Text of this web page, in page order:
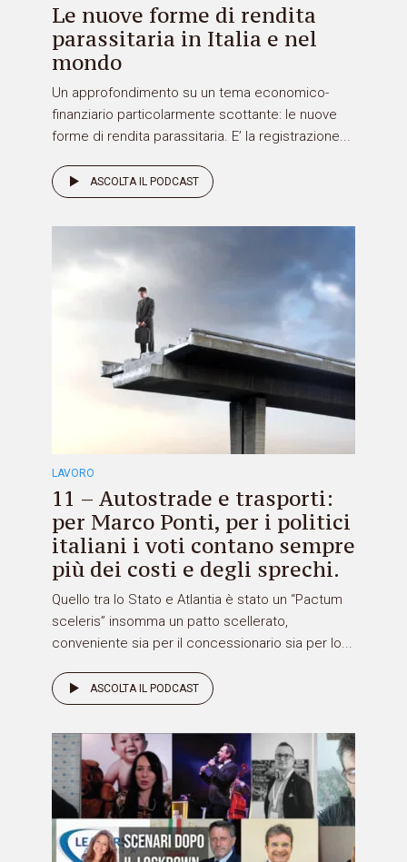
Le nuove forme di rendita
parassitaria in Italia e nel
mondo
Un approfondimento su un tema economico-
finanziario particolarmente scottante: le nuove
forme di rendita parassitaria. E’ la registrazione...
ASCOLTA IL PODCAST
LAVORO
11 – Autostrade e trasporti:
per Marco Ponti, per i politici
italiani i voti contano sempre
più dei costi e degli sprechi.
Quello tra lo Stato e Atlantia è stato un “Pactum
sceleris” insomma un patto scellerato,
conveniente sia per il concessionario sia per lo...
ASCOLTA IL PODCAST